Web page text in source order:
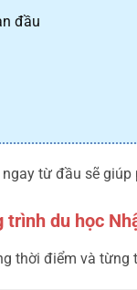
đầu
từ đầu sẽ
du học
thời điểm và